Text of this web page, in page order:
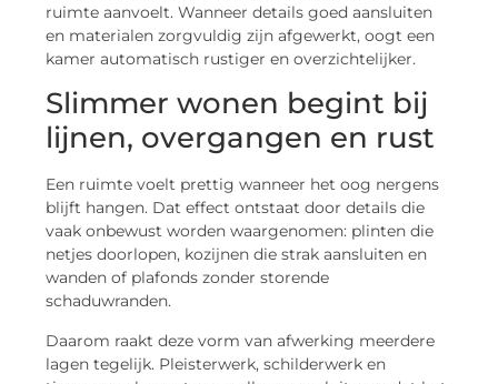
ruimte aanvoelt. Wanneer details goed aansluiten
en materialen zorgvuldig zijn afgewerkt, oogt een
kamer automatisch rustiger en overzichtelijker.
Slimmer wonen begint bij
lijnen, overgangen en rust
Een ruimte voelt prettig wanneer het oog nergens
blijft hangen. Dat effect ontstaat door details die
vaak onbewust worden waargenomen: plinten die
netjes doorlopen, kozijnen die strak aansluiten en
wanden of plafonds zonder storende
schaduwranden.
Daarom raakt deze vorm van afwerking meerdere
lagen tegelijk. Pleisterwerk, schilderwerk en